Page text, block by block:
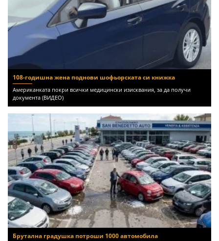
108-годишна жена поднови шофьорската си книжка
Американката покри всички медицински изисквания, за да получи
документа (ВИДЕО)
Брутална градушка потроши 1000 автомобила